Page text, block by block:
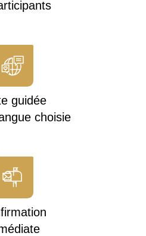
guidée
choisie